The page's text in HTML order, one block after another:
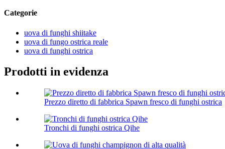
Categorie
uova di funghi shiitake
uova di fungo ostrica reale
uova di funghi ostrica
Prodotti in evidenza
Prezzo diretto di fabbrica Spawn fresco di funghi ostrica
Tronchi di funghi ostrica Qihe